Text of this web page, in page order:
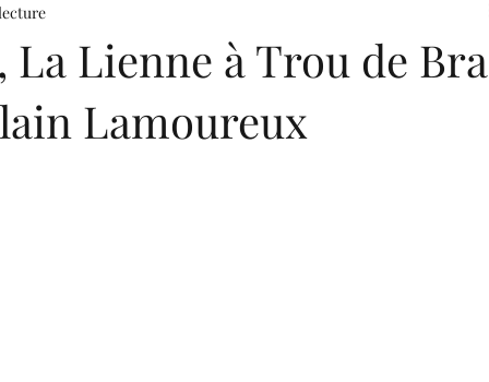
Lienne à Trou de Bra
Lamoureux